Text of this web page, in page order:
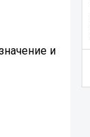
и